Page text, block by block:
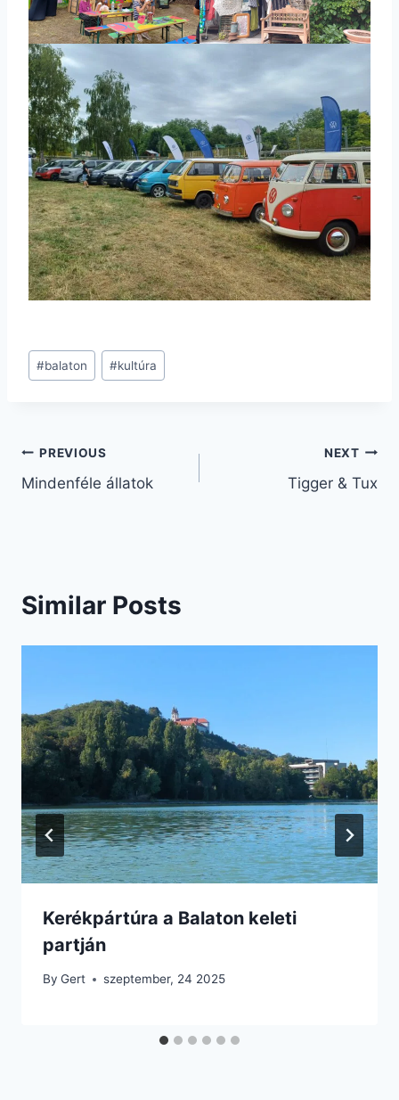
Post
Tags:
#balaton #kultúra
Bejegyzés
navigáció
PREVIOUS
Mindenféle állatok
NEXT
Tigger & Tux
Similar Posts
Kerékpártúra a Balaton keleti
partján
By Gert szeptember, 24 2025